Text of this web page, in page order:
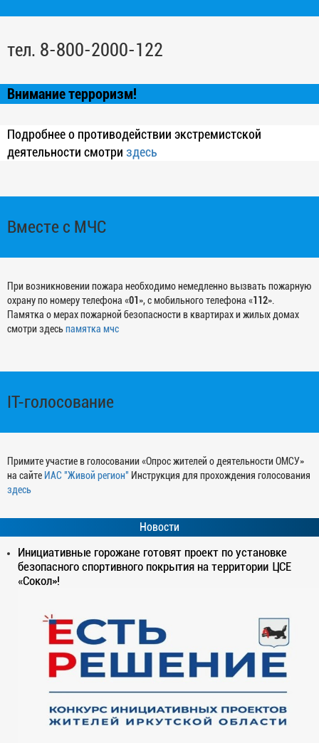
тел. 8-800-2000-122
Внимание терроризм!
Подробнее о противодействии экстремистской
деятельности смотри здесь
Вместе с МЧС
При возникновении пожара необходимо немедленно вызвать пожарную
охрану по номеру телефона «01 », с мобильного телефона «112».
Памятка о мерах пожарной безопасности в квартирах и жилых домах
смотри здесьпамятка мчс
IT-голосование
Примите участие в голосовании «Опрос жителей о деятельности ОМСУ»
на сайте ИАС "Живой регион" Инструкция для прохождения голосования
здесь
Новости
Инициативные горожане готовят проект по установке
безопасного спортивного покрытия на территории ЦСЕ
«Сокол»!